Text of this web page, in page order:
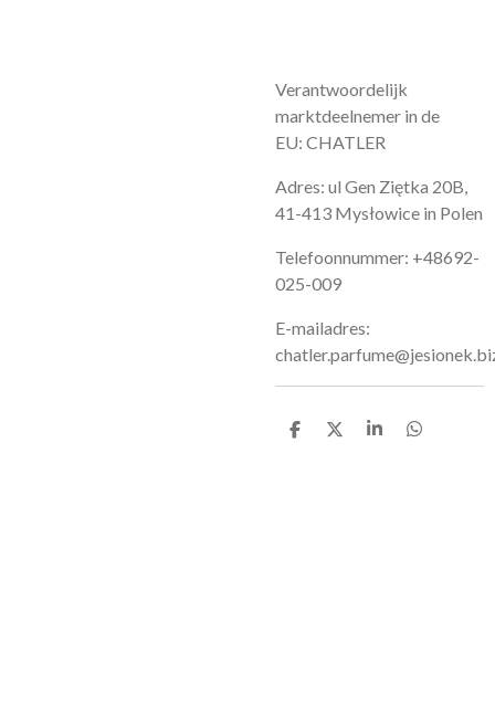
Verantwoordelijk
marktdeelnemer in de
EU: CHATLER
Adres: ul Gen Ziętka 20B,
41-413 Mysłowice in Polen
Telefoonnummer: +48692-
025-009
E-mailadres:
D
D
S
D